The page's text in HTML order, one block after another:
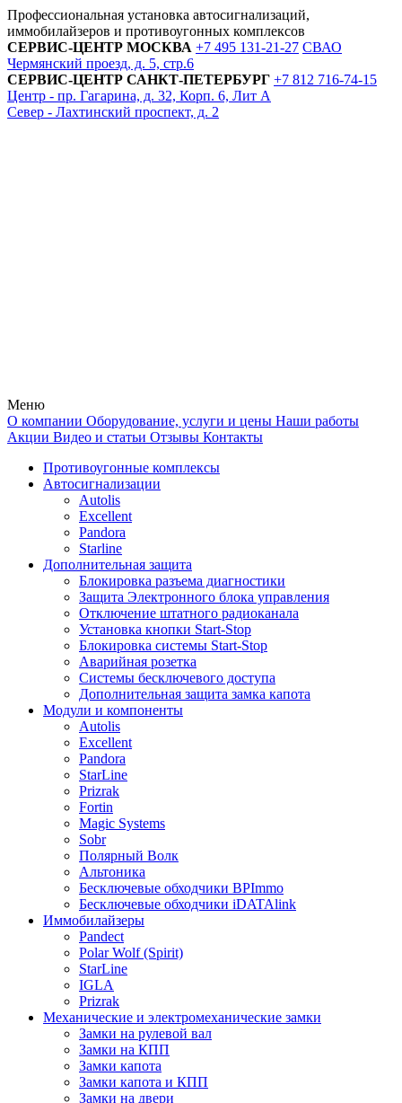
Профессиональная установка автосигнализаций,
иммобилайзеров и противоугонных комплексов
СЕРВИС-ЦЕНТР МОСКВА +7 495 131-21-27 СВАО
Чермянский проезд, д. 5, стр.6
СЕРВИС-ЦЕНТР САНКТ-ПЕТЕРБУРГ +7 812 716-74-15
Центр - пр. Гагарина, д. 32, Корп. 6, Лит А
Север - Лахтинский проспект, д. 2
Меню
О компании Оборудование, услуги и цены Наши работы
Акции Видео и статьи Отзывы Контакты
Противоугонные комплексы
Автосигнализации
Autolis
Excellent
Pandora
Starline
Дополнительная защита
Блокировка разъема диагностики
Защита Электронного блока управления
Отключение штатного радиоканала
Установка кнопки Start-Stop
Блокировка системы Start-Stop
Аварийная розетка
Системы бесключевого доступа
Дополнительная защита замка капота
Модули и компоненты
Autolis
Excellent
Pandora
StarLine
Prizrak
Fortin
Magic Systems
Sobr
Полярный Волк
Альтоника
Бесключевые обходчики BPImmo
Бесключевые обходчики iDATAlink
Иммобилайзеры
Pandect
Polar Wolf (Spirit)
StarLine
IGLA
Prizrak
Механические и электромеханические замки
Замки на рулевой вал
Замки на КПП
Замки капота
Замки капота и КПП
Замки на двери